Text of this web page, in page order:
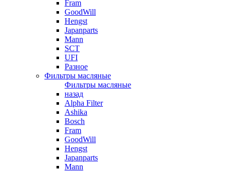
Fram
GoodWill
Hengst
Japanparts
Mann
SCT
UFI
Разное
Фильтры масляные
Фильтры масляные
назад
Alpha Filter
Ashika
Bosch
Fram
GoodWill
Hengst
Japanparts
Mann